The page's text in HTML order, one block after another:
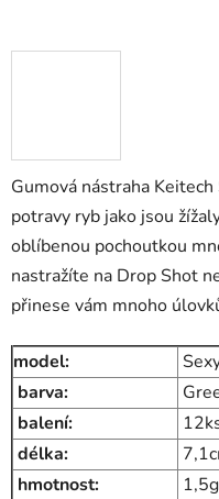
Gumová nástraha
potravy ryb jako jsou
oblíbenou pochoutkou
nastražíte na Drop Shot
přinese vám mnoho
model:
barva:
balení:
délka:
hmotnost:
1,5g